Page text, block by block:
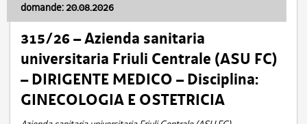
domande: 20.08.2026
315/26 – Azienda sanitaria
universitaria Friuli Centrale (ASU FC)
– DIRIGENTE MEDICO – Disciplina:
GINECOLOGIA E OSTETRICIA